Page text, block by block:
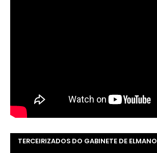
TERCEIRIZADOS DO GABINETE DE ELMANO